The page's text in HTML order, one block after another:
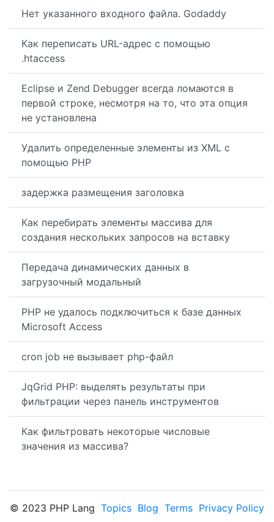
Нет указанного входного файла. Godaddy
Как переписать URL-адрес с помощью
.htaccess
Eclipse и Zend Debugger всегда ломаются в
первой строке, несмотря на то, что эта опция
не установлена
Удалить определенные элементы из XML с
помощью PHP
задержка размещения заголовка
Как перебирать элементы массива для
создания нескольких запросов на вставку
Передача динамических данных в
загрузочный модальный
PHP не удалось подключиться к базе данных
Microsoft Access
cron job не вызывает php-файл
JqGrid PHP: выделять результаты при
фильтрации через панель инструментов
Как фильтровать некоторые числовые
значения из массива?
© 2023 PHP Lang Topics Blog Terms Privacy Policy